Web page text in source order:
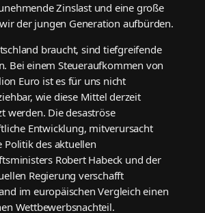
Zinslast und eine große
der jungen Generation aufbürden.
braucht, sind tiefgreifende
Bei einem Steueraufkommen von
Euro ist es für uns nicht
wie diese Mittel derzeit
werden. Die desaströse
Entwicklung, mitverursacht
Politik des aktuellen
Robert Habeck und der
Regierung verschafft
im europäischen Vergleich einen
Wettbewerbsnachteil.